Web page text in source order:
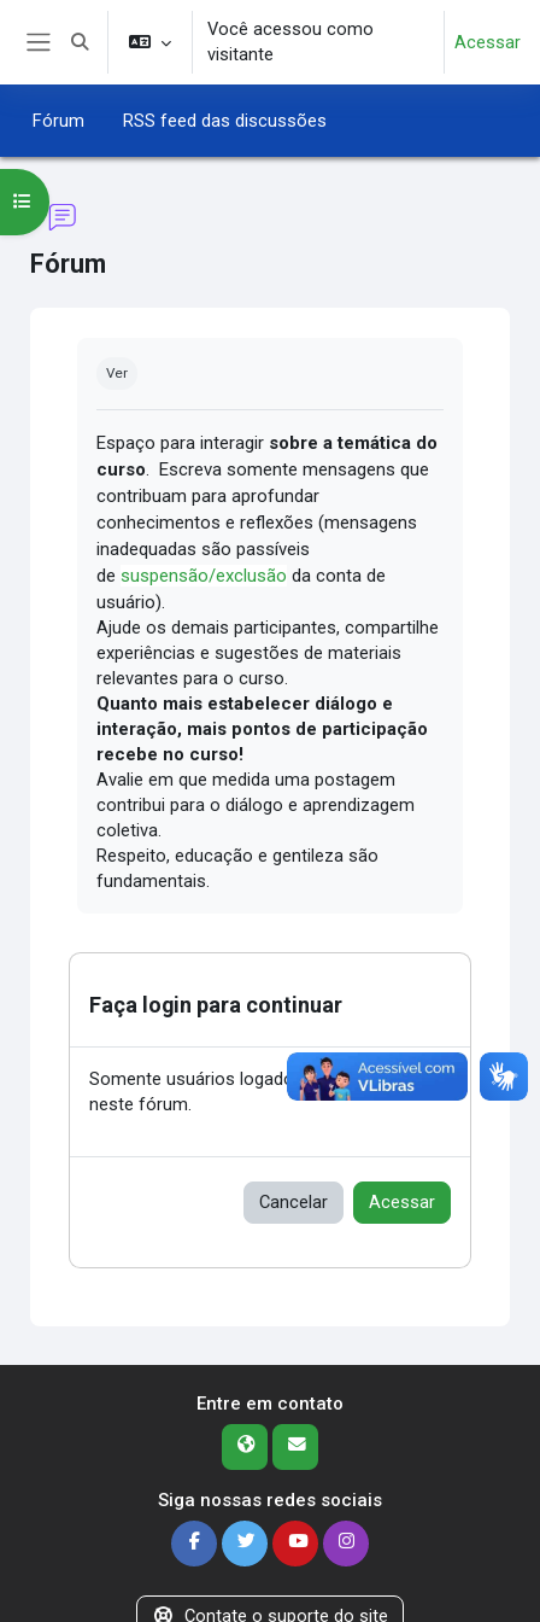
Ir para o conteúdo principal
Alternar entrada de pesquisa
Você acessou como
visitante
Acessar
Fórum RSS feed das discussões
Fórum
Abrir índice do curso
Ver
Espaço para interagir sobre a temática do
curso. Escreva somente mensagens que
contribuam para aprofundar
conhecimentos e reflexões (mensagens
inadequadas são passíveis
desuspensão/exclusão da conta de
usuário).
Ajude os demais participantes, compartilhe
experiências e sugestões de materiais
relevantes para o curso.
Quanto mais estabelecer diálogo e
interação, mais pontos de participação
recebe no curso!
Avalie em que medida uma postagem
contribui para o diálogo e aprendizagem
coletiva.
Respeito, educação e gentileza são
fundamentais.
Faça login para continuar
Somente usuários logados podem postar
neste fórum.
Cancelar Acessar
Entre em contato
Siga nossas redes sociais
Contate o suporte do site